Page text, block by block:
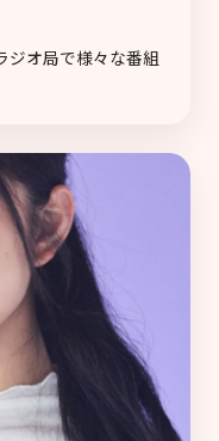
ジオ局で様々な番組